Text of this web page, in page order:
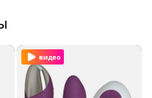
видео